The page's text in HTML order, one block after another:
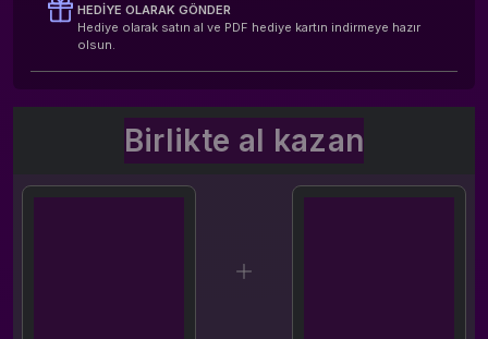
HEDIYE OLARAK GÖNDER
Hediye olarak satın al ve PDF hediye kartın indirmeye hazır
olsun.
Birlikte al kazan